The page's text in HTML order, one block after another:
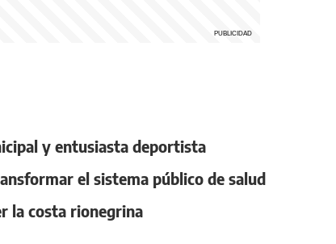
y entusiasta deportista
el sistema público de salud
la costa rionegrina